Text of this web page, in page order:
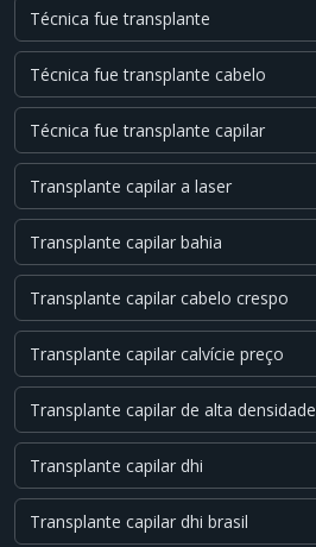
Técnica fue transplante
Técnica fue transplante cabelo
Técnica fue transplante capilar
Transplante capilar a laser
Transplante capilar bahia
Transplante capilar cabelo crespo
Transplante capilar calvície preço
Transplante capilar de alta densidade
Transplante capilar dhi
Transplante capilar dhi brasil